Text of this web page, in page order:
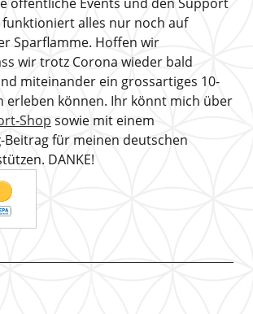
öffentliche Events und den Support
alles nur noch auf
Sparflamme. Hoffen wir
wir trotz Corona wieder bald
miteinander ein grossartiges 10-
erleben können. Ihr könnt mich über
Shop sowie mit einem
-Beitrag für meinen deutschen
DANKE!